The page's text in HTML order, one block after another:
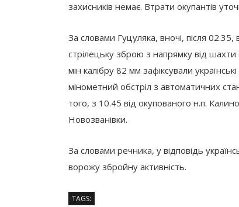
захисників немає. Втрати окупантів
За словами Гуцуляка, вночі, після
стрілецьку зброю з напрямку від
мін калібру 82 мм зафіксували
мінометний обстріл з автоматичних
того, з 10.45 від окупованого н.п.
Новозванівки.
За словами речника, у відповідь
ворожу збройну активність.
TAGS: